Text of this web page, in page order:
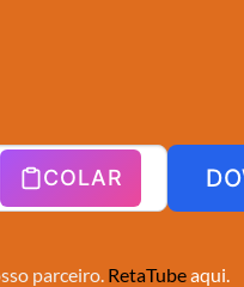
COLAR
parceiro. RetaTubeaqui.